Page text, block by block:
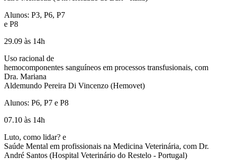
Alunos: P3, P6, P7
e P8
29.09 às 14h
Uso racional de
hemocomponentes sanguíneos em processos transfusionais, com
Dra. Mariana
Aldemundo Pereira Di Vincenzo (Hemovet)
Alunos: P6, P7 e P8
07.10 às 14h
Luto, como lidar? e
Saúde Mental em profissionais na Medicina Veterinária, com Dr.
André Santos (Hospital Veterinário do Restelo - Portugal)